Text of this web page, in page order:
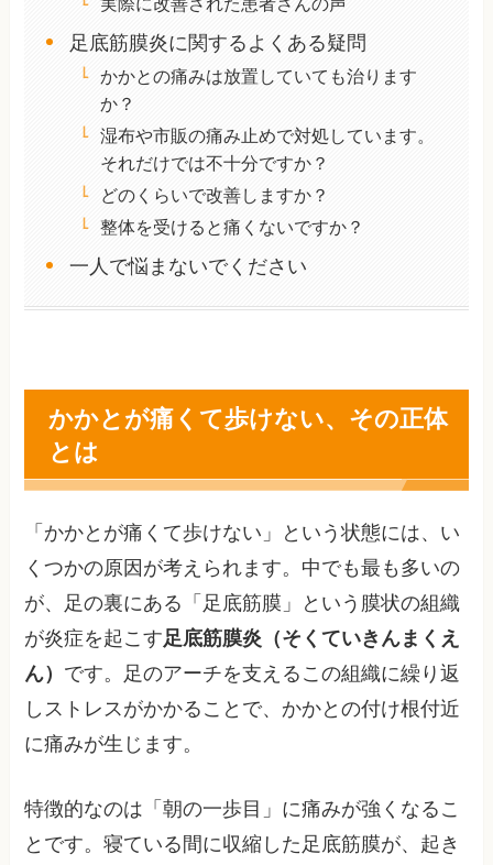
足底筋膜炎に関するよくある疑問
かかとの痛みは放置していても治ります
か？
湿布や市販の痛み止めで対処しています。
それだけでは不十分ですか？
どのくらいで改善しますか？
整体を受けると痛くないですか？
一人で悩まないでください
かかとが痛くて歩けない、その正体
とは
「かかとが痛くて歩けない」という状態には、い
くつかの原因が考えられます。中でも最も多いの
が、足の裏にある「足底筋膜」という膜状の組織
が炎症を起こす足底筋膜炎（そくていきんまくえ
ん） です。足のアーチを支えるこの組織に繰り返
しストレスがかかることで、かかとの付け根付近
に痛みが生じます。
特徴的なのは「朝の一歩目」に痛みが強くなるこ
とです。寝ている間に収縮した足底筋膜が、起き